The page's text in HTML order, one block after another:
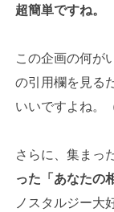
超簡単ですね。
この企画の何が
の引用欄を見る
いいですよね。
さらに、集まっ
った「あなたの
ノスタルジー大